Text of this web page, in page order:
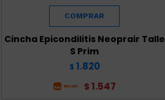
Cincha Epicondilitis Neoprair Talle
S Prim
$ 1.820
$ 1.547